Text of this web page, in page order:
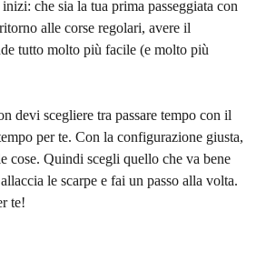
che sia la tua prima passeggiata con
alle corse regolari, avere il
tutto molto più facile (e molto più
devi scegliere tra passare tempo con il
per te. Con la configurazione giusta,
cose. Quindi scegli quello che va bene
le scarpe e fai un passo alla volta.
te!